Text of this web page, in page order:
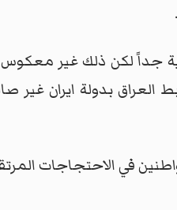
جداً لكن ذلك غير
العراق بدولة ايران
في الاحتجاجات